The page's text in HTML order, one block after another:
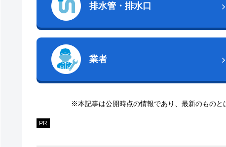
排水管・排水口
業者
※本記事は公開時点の情報であり、最新のものと
PR